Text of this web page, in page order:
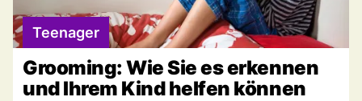
Teenager
Grooming: Wie Sie es erkennen
und Ihrem Kind helfen können